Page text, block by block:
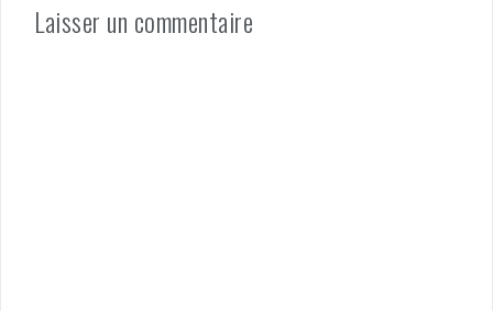
Laisser un commentaire